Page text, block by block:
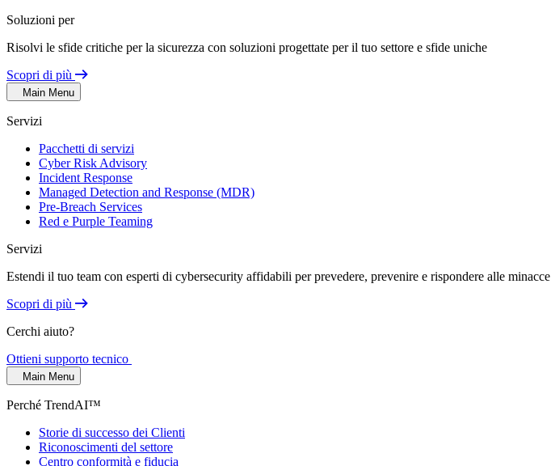
Soluzioni per
Risolvi le sfide critiche per la sicurezza con soluzioni progettate per il tuo settore e sfide uniche
Scopri di più
Main Menu
Servizi
Pacchetti di servizi
Cyber Risk Advisory
Incident Response
Managed Detection and Response (MDR)
Pre-Breach Services
Red e Purple Teaming
Servizi
Estendi il tuo team con esperti di cybersecurity affidabili per prevedere, prevenire e rispondere alle minacce
Scopri di più
Cerchi aiuto?
Ottieni supporto tecnico
Main Menu
Perché TrendAI™
Storie di successo dei Clienti
Riconoscimenti del settore
Centro conformità e fiducia